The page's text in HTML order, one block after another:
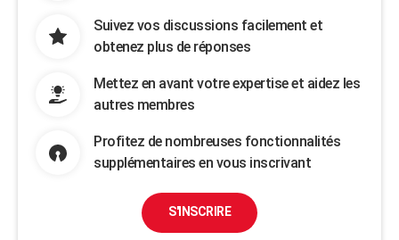
Suivez vos discussions facilement et
obtenez plus de réponses
Mettez en avant votre expertise et aidez les
autres membres
Profitez de nombreuses fonctionnalités
supplémentaires en vous inscrivant
S'INSCRIRE